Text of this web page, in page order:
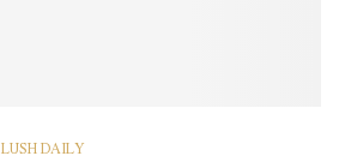
LUSH DAILY